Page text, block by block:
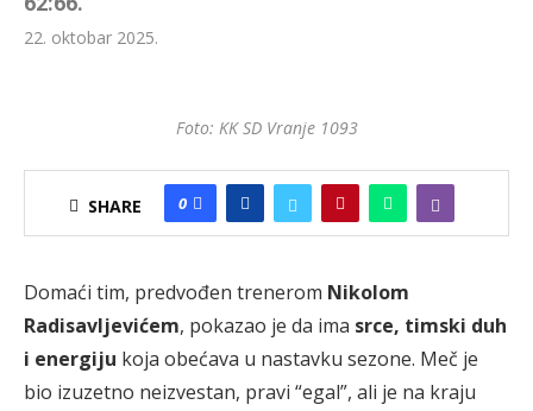
22. oktobar 2025.
Foto: KK SD Vranje 1093
SHARE 0
Domaći tim, predvođen trenerom Nikolom
Radisavljevićem, pokazao je da ima srce, timski duh
i energiju koja obećava u nastavku sezone. Meč je
bio izuzetno neizvestan, pravi “egal”, ali je na kraju